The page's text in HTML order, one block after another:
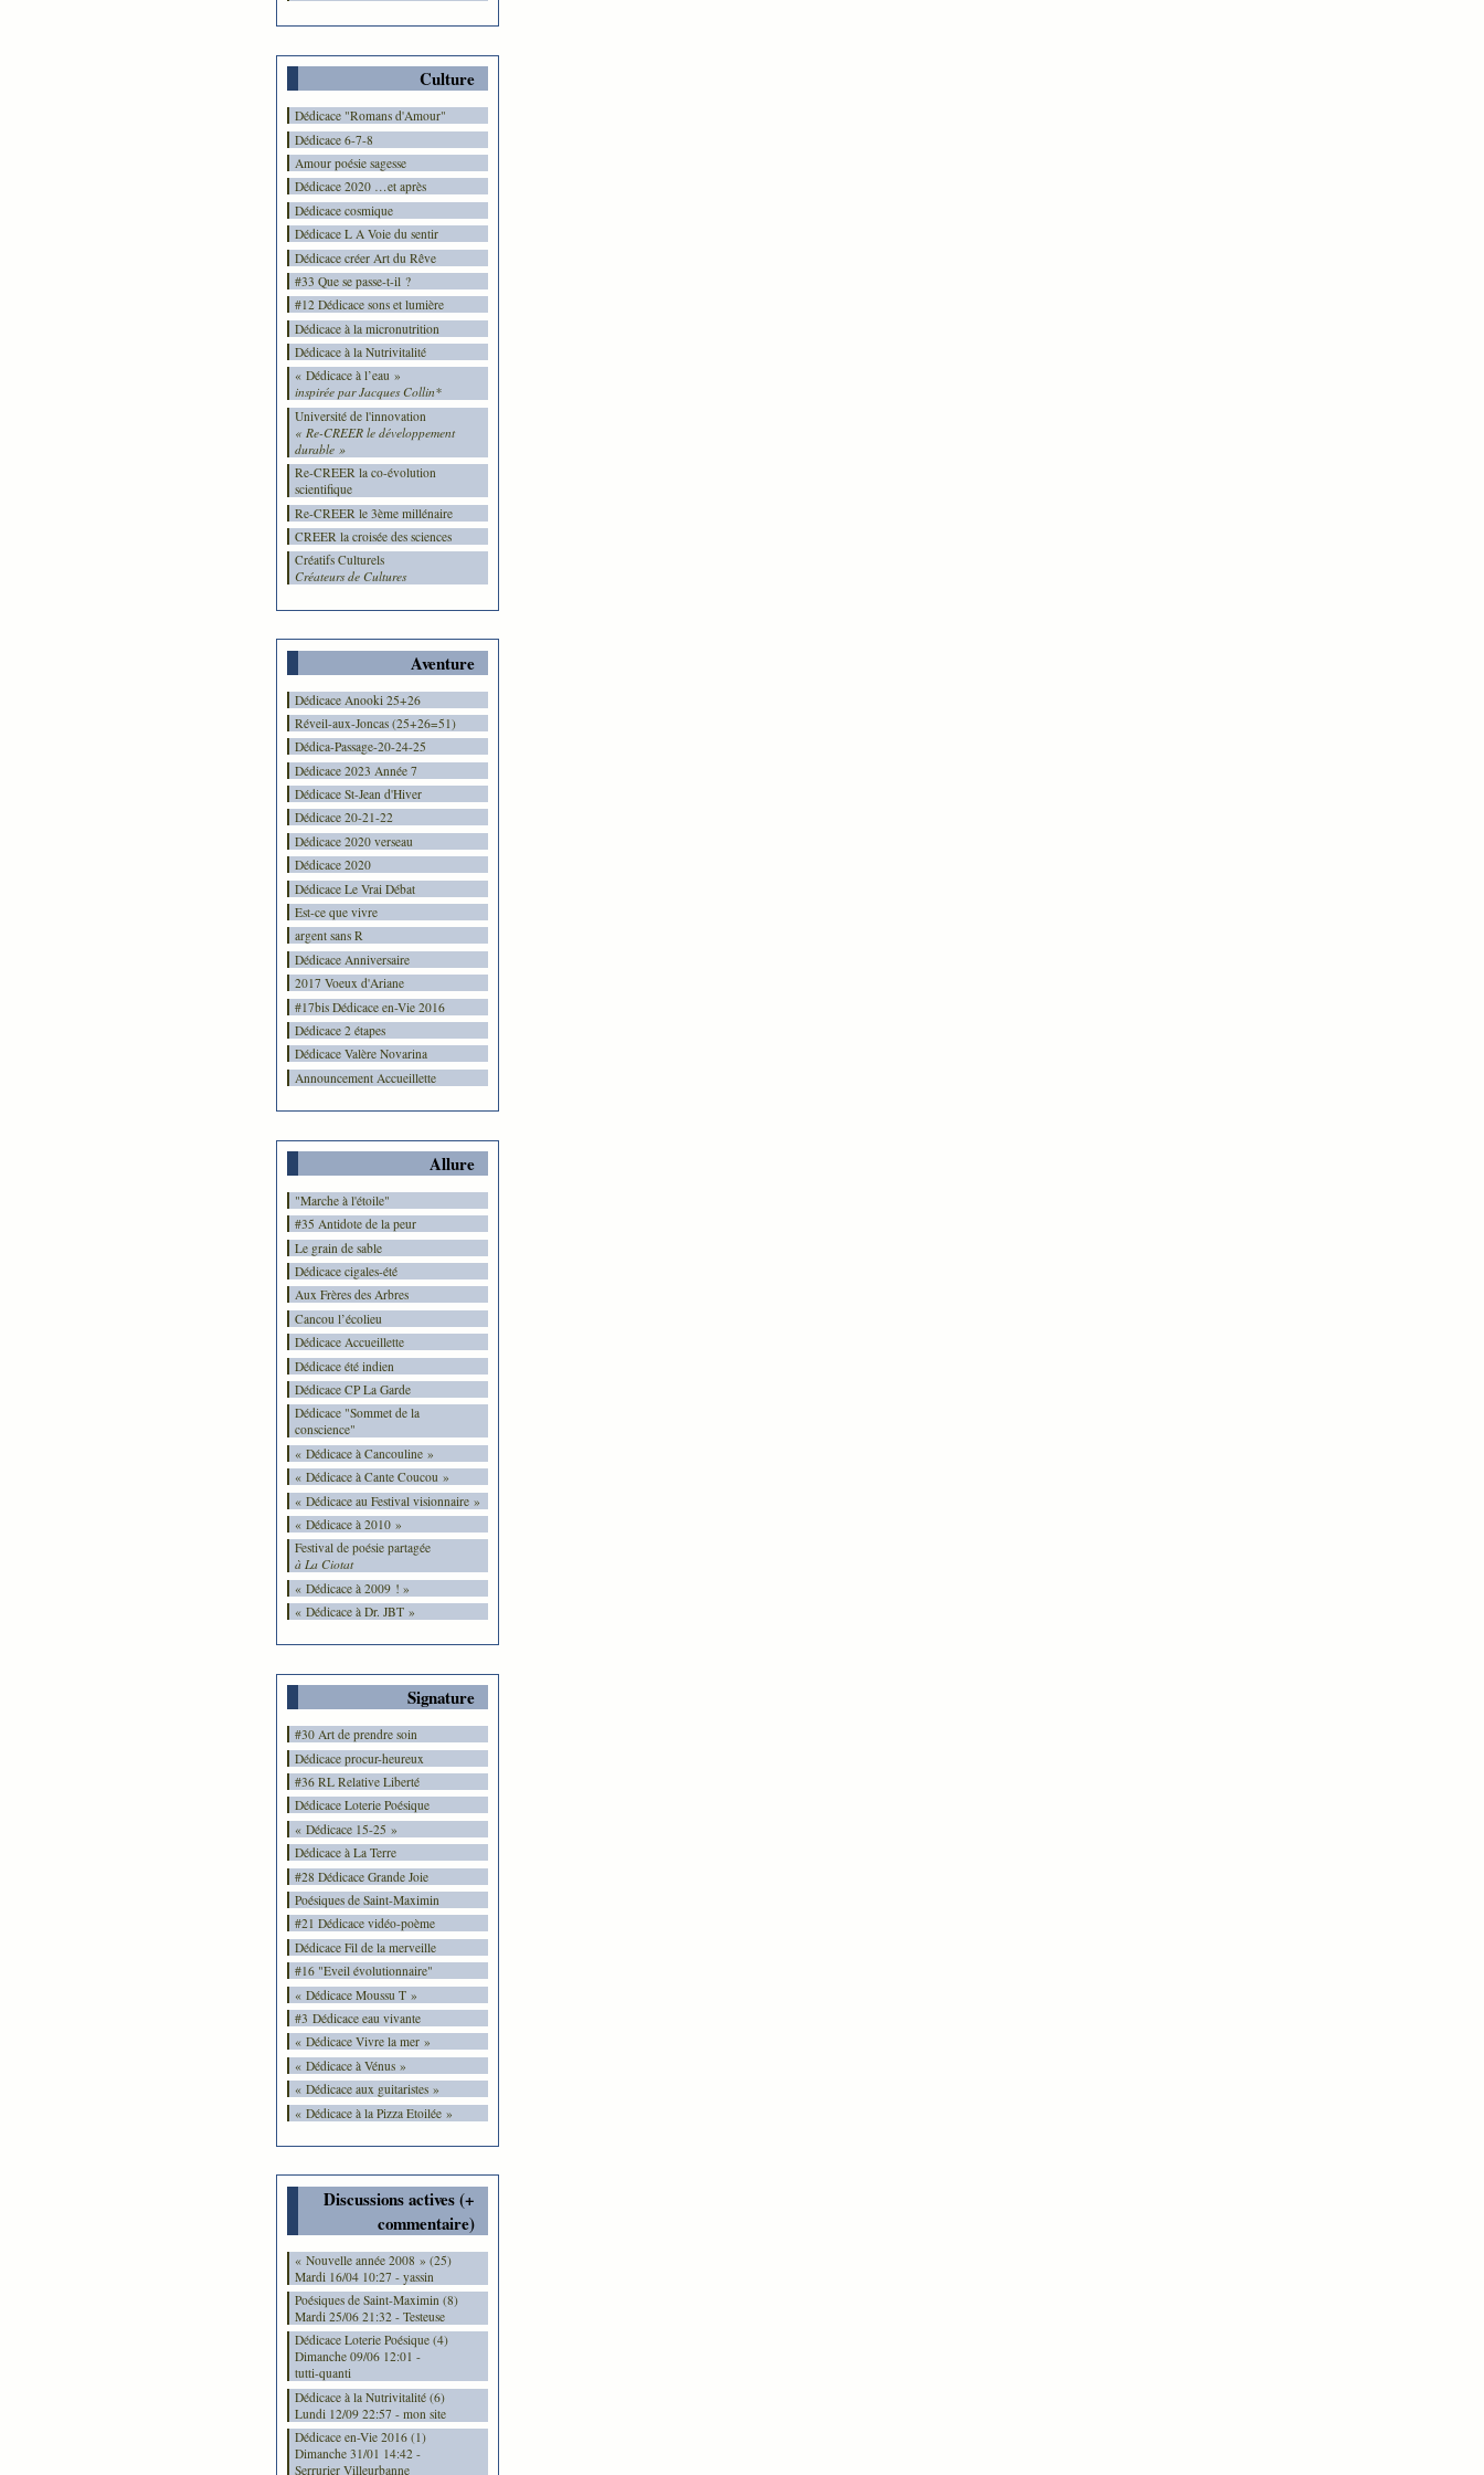
Culture
Dédicace "Romans d'Amour"
Dédicace 6-7-8
Amour poésie sagesse
Dédicace 2020 …et après
Dédicace cosmique
Dédicace L A Voie du sentir
Dédicace créer Art du Rêve
#33 Que se passe-t-il ?
#12 Dédicace sons et lumière
Dédicace à la micronutrition
Dédicace à la Nutrivitalité
« Dédicace à l’eau »
inspirée par Jacques Collin*
Université de l'innovation
« Re-CREER le développement
durable »
Re-CREER la co-évolution
scientifique
Re-CREER le 3ème millénaire
CREER la croisée des sciences
Créatifs Culturels
Créateurs de Cultures
Aventure
Dédicace Anooki 25+26
Réveil-aux-Joncas (25+26=51)
Dédica-Passage-20-24-25
Dédicace 2023 Année 7
Dédicace St-Jean d'Hiver
Dédicace 20-21-22
Dédicace 2020 verseau
Dédicace 2020
Dédicace Le Vrai Débat
Est-ce que vivre
argent sans R
Dédicace Anniversaire
2017 Voeux d'Ariane
#17bis Dédicace en-Vie 2016
Dédicace 2 étapes
Dédicace Valère Novarina
Announcement Accueillette
Allure
"Marche à l'étoile"
#35 Antidote de la peur
Le grain de sable
Dédicace cigales-été
Aux Frères des Arbres
Cancou l’écolieu
Dédicace Accueillette
Dédicace été indien
Dédicace CP La Garde
Dédicace "Sommet de la
conscience"
« Dédicace à Cancouline »
« Dédicace à Cante Coucou »
« Dédicace au Festival visionnaire »
« Dédicace à 2010 »
Festival de poésie partagée
à La Ciotat
« Dédicace à 2009 ! »
« Dédicace à Dr. JBT »
Signature
#30 Art de prendre soin
Dédicace procur-heureux
#36 RL Relative Liberté
Dédicace Loterie Poésique
« Dédicace 15-25 »
Dédicace à La Terre
#28 Dédicace Grande Joie
Poésiques de Saint-Maximin
#21 Dédicace vidéo-poème
Dédicace Fil de la merveille
#16 "Eveil évolutionnaire"
« Dédicace Moussu T »
#3 Dédicace eau vivante
« Dédicace Vivre la mer »
« Dédicace à Vénus »
« Dédicace aux guitaristes »
« Dédicace à la Pizza Etoilée »
Discussions actives (+
commentaire)
« Nouvelle année 2008 » (25)
Mardi 16/04 10:27 - yassin
Poésiques de Saint-Maximin (8)
Mardi 25/06 21:32 - Testeuse
Dédicace Loterie Poésique (4)
Dimanche 09/06 12:01 -
tutti-quanti
Dédicace à la Nutrivitalité (6)
Lundi 12/09 22:57 - mon site
Dédicace en-Vie 2016 (1)
Dimanche 31/01 14:42 -
Serrurier Villeurbanne